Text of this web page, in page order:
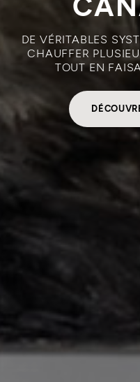
DE VÉRITABLES
CHAUFFER
TOUT EN